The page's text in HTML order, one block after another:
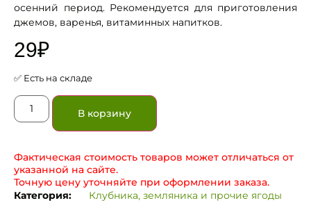
осенний период. Рекомендуется для приготовления
джемов, варенья, витаминных напитков.
29₽
✅ Есть на складе
В корзину
Фактическая стоимость товаров может отличаться от
указанной на сайте.
Точную цену уточняйте при оформлении заказа.
Категория:
Клубника, земляника и прочие ягоды